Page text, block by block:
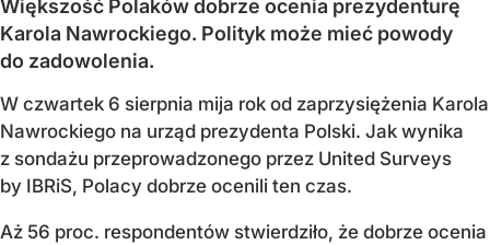
Większość Polaków dobrze ocenia prezydenturę
Karola Nawrockiego. Polityk może mieć powody
do zadowolenia.
W czwartek 6 sierpnia mija rok od zaprzysiężenia Karola
Nawrockiego na urząd prezydenta Polski. Jak wynika
z sondażu przeprowadzonego przez United Surveys
by IBRiS, Polacy dobrze ocenili ten czas.
Aż 56 proc. respondentów stwierdziło, że dobrze ocenia